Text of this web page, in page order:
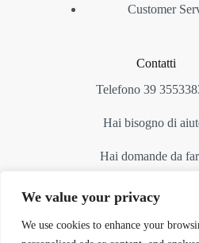
We value your privacy
We use cookies to enhance your
Customer
Contatti
Telefono 39
Hai bisogno di
Hai domande da
contattaci alla nostra